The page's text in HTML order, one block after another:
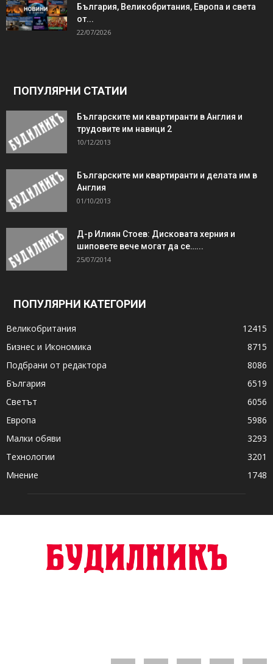
България, Великобритания, Европа и света
от...
22/07/2026
ПОПУЛЯРНИ СТАТИИ
Българските ми квартиранти в Англия и
трудовите им навици 2
10/12/2013
Българските ми квартиранти и делата им в
Англия
01/10/2013
Д-р Илиян Стоев: Дисковата херния и
шиповете вече могат да се…...
25/07/2014
ПОПУЛЯРНИ КАТЕГОРИИ
Великобритания
12415
Бизнес и Икономика
8715
Подбрани от редактора
8086
България
6519
Светът
6056
Европа
5986
Малки обяви
3293
Технологии
3201
Мнение
1748